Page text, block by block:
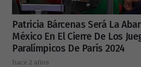
Patricia Bárcenas Será La
México En El Cierre De Los
Paralímpicos De París 2024
hace 2 años